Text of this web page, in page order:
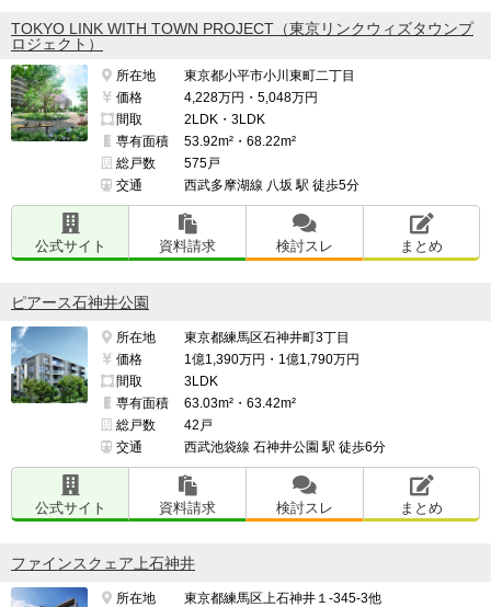
TOKYO LINK WITH TOWN PROJECT（東京リンクウィズタウンプ
ロジェクト）
所在地
東京都小平市小川東町二丁目
価格
4,228万円・5,048万円
間取
2LDK・3LDK
専有面積
53.92m²・68.22m²
総戸数
575戸
交通
西武多摩湖線 八坂 駅 徒歩5分
公式サイト 資料請求 検討スレ まとめ
ピアース石神井公園
所在地
東京都練馬区石神井町3丁目
価格
1億1,390万円・1億1,790万円
間取
3LDK
専有面積
63.03m²・63.42m²
総戸数
42戸
交通
西武池袋線 石神井公園 駅 徒歩6分
公式サイト 資料請求 検討スレ まとめ
ファインスクェア上石神井
所在地 東京都練馬区上石神井１-345-3他